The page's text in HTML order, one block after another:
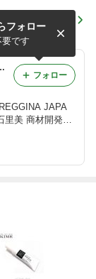
ートに必須｜
再販開始｜ボ
ー
リー商材 S.REGGINA JAPAN
JAPA
美 商材開発か
フォロー
です
フォロー